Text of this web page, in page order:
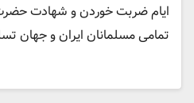
ایام ضربت خوردن و شهادت حضرت
تمامی مسلمانان ایران و